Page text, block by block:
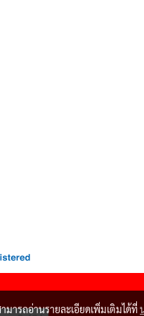
ารถอ่านรายละเอียดเพิ่มเติมได้ที่